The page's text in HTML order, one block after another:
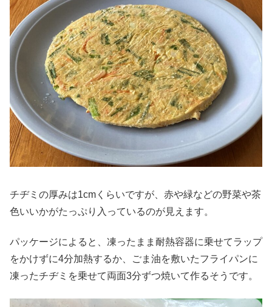
チヂミの厚みは1cmくらいですが、赤や緑などの野菜や茶
色いいかがたっぷり入っているのが見えます。
パッケージによると、凍ったまま耐熱容器に乗せてラップ
をかけずに4分加熱するか、ごま油を敷いたフライパンに
凍ったチヂミを乗せて両面3分ずつ焼いて作るそうです。